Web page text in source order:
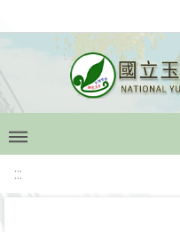
:::